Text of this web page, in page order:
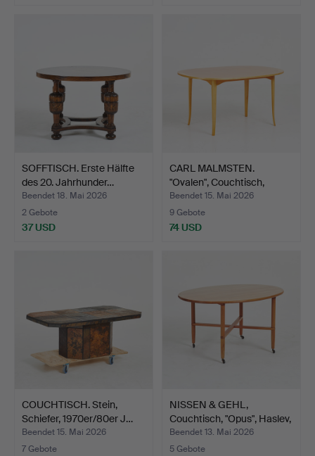
SOFFTISCH. Erste Hälfte
des 20. Jahrhunder…
Beendet 18. Mai 2026
2 Gebote
37 USD
CARL MALMSTEN.
"Ovalen", Couchtisch,
Birke…
Beendet 15. Mai 2026
9 Gebote
74 USD
COUCHTISCH. Stein,
Schiefer, 1970er/80er J…
Beendet 15. Mai 2026
7 Gebote
NISSEN & GEHL,
Couchtisch, "Opus", Haslev,
…
Beendet 13. Mai 2026
5 Gebote